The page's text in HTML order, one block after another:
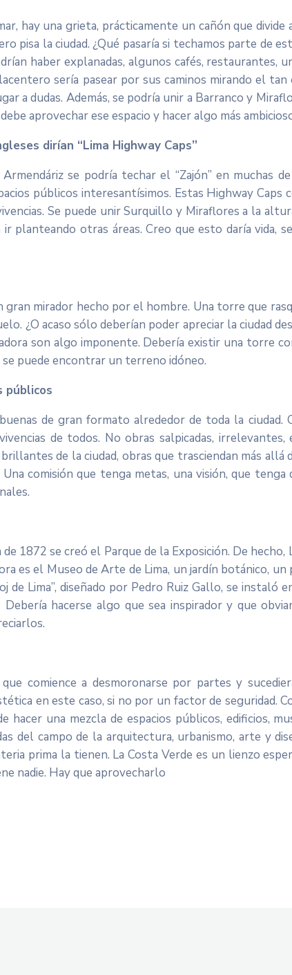
hay una grieta, prácticamente un cañón que
pisa la ciudad. ¿Qué pasaría si techamos parte
haber explanadas, algunos cafés,
sería pasear por sus caminos mirando el
a dudas. Además, se podría unir a Barranco y
aprovechar ese espacio y hacer algo más
dirían “Lima Highway Caps”
se podría techar el “Zajón” en muchas
públicos interesantísimos. Estas Highway
Se puede unir Surquillo y Miraflores a la
planteando otras áreas. Creo que esto daría vida,
mirador hecho por el hombre. Una torre que
¿O acaso sólo deberían poder apreciar la ciudad
son algo imponente. Debería existir una torre
puede encontrar un terreno idóneo.
públicos
de gran formato alrededor de toda la
de todos. No obras salpicadas,
de la ciudad, obras que trasciendan más
comisión que tenga metas, una visión, que
1872 se creó el Parque de la Exposición. De
es el Museo de Arte de Lima, un jardín botánico,
de Lima”, diseñado por Pedro Ruiz Gallo, se
Debería hacerse algo que sea inspirador y que
comience a desmoronarse por partes y
en este caso, si no por un factor de
hacer una mezcla de espacios públicos, edificios,
del campo de la arquitectura, urbanismo, arte y
prima la tienen. La Costa Verde es un lienzo
nadie. Hay que aprovecharlo